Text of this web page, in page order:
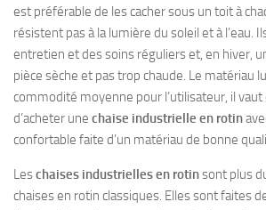
est préférable de les cacher sous un toit à
résistent pas à la lumière du soleil et à l’eau.
entretien et des soins réguliers et, en hiver,
pièce sèche et pas trop chaude. Le matériau
commodité moyenne pour l’utilisateur, il vaut
d’acheter une chaise industrielle en rotin
confortable faite d’un matériau de bonne
Leschaises industrielles en rotinsont plus
chaises en rotin classiques. Elles sont faites